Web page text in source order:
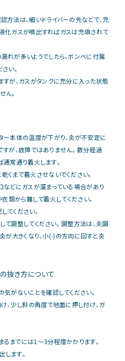
方法は、細いドライバーの先などで、充
化ガスが噴出すればガスは充填されて
れが多いようでしたら、ボンベに付属
い。
すが、ガスがタンクに充分に入った状態
ん。
ー本体の温度が下がり、炎が不安定に
すが、故障ではありません。数分経過
通常通り着火します。
くまで着火させないでください。
などにガスが溜まっている場合があり
衣類から離して着火してください。
てください。
て調整してください。調整方法は、炎調
が大きくなり、小(-)の方向に回すと炎
抜き方について
がないことを確認してください。
、少し斜の角度で地面に押し付け、ガ
るまでには1～3分程度かかります。
します。